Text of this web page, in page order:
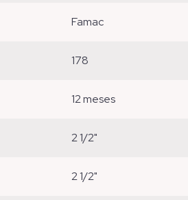
famac
178
12 meses
2 1/2"
2 1/2"